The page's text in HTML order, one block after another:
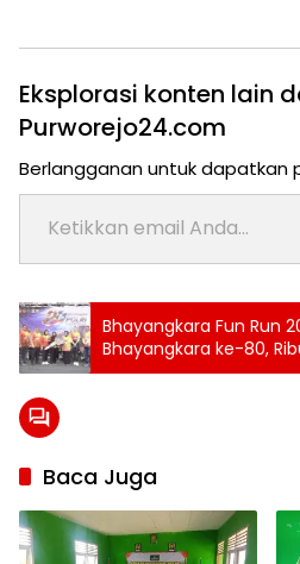
Eksplorasi konten lain
Purworejo24.com
Berlangganan untuk dapatkan
Ketikkan email Anda...
Tag:
24 jam
purworejo
Ansor
24
jam
berita
purworejo
berita
Bhayangkara Fun Run
Bhayangkara ke-80,
Jalanan Purworejo
Baca Juga